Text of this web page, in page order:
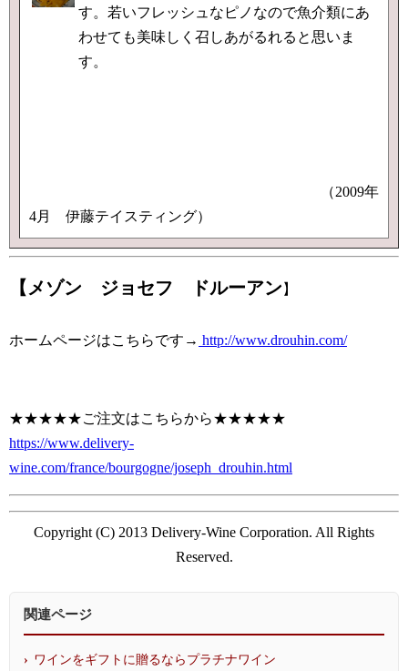
す。若いフレッシュなピノなので魚介類にあ
わせても美味しく召しあがるれると思いま
す。
（2009年
4月 伊藤テイスティング）
【メゾン ジョセフ ドルーアン 】
ホームページはこちらです→ http://www.drouhin.com/
★★★★★ご注文はこちらから★★★★★
https://www.delivery-
wine.com/france/bourgogne/joseph_drouhin.html
Copyright (C) 2013 Delivery-Wine Corporation. All Rights
Reserved.
関連ページ
ワインをギフトに贈るならプラチナワイン